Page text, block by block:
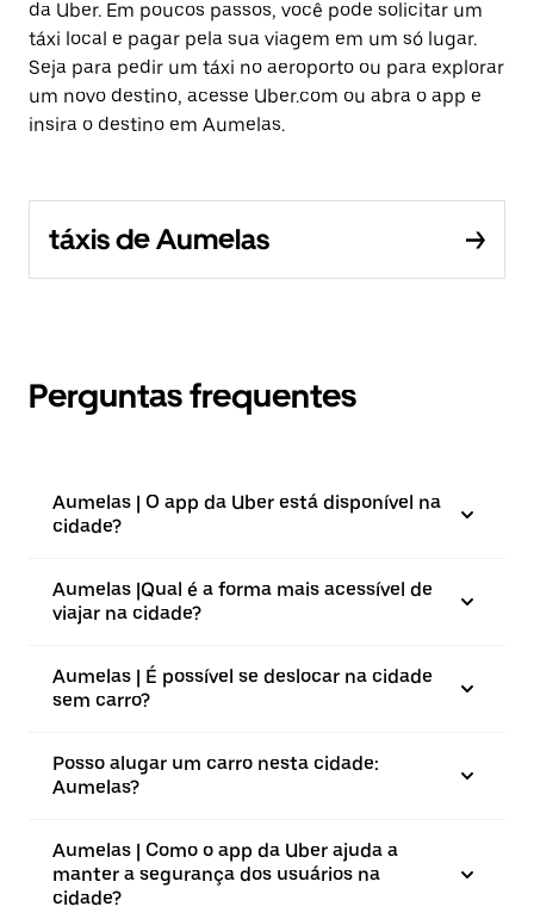
da Uber. Em poucos passos, você pode solicitar um
táxi local e pagar pela sua viagem em um só lugar.
Seja para pedir um táxi no aeroporto ou para explorar
um novo destino, acesse Uber.com ou abra o app e
insira o destino em Aumelas.
táxis de Aumelas
Perguntas frequentes
Aumelas | O app da Uber está disponível na
cidade?
Aumelas |⁠Qual é a forma mais acessível de
viajar na cidade?
Aumelas | É possível se deslocar na cidade
sem carro?
Posso alugar um carro nesta cidade:
Aumelas?
Aumelas | Como o app da Uber ajuda a
manter a segurança dos usuários na
cidade?